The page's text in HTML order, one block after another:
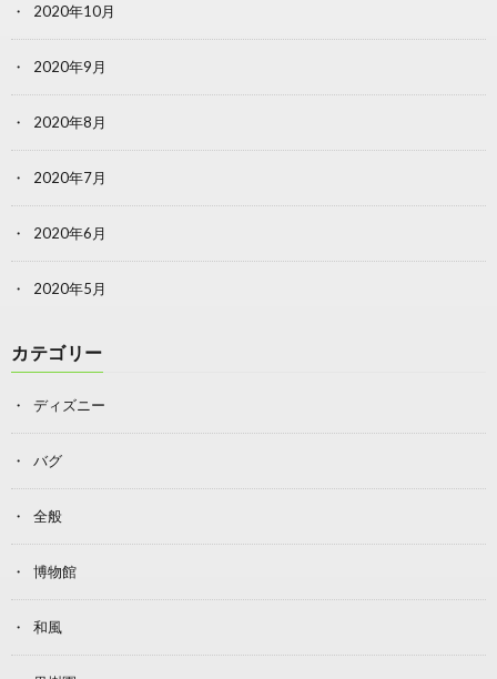
2020年10月
2020年9月
2020年8月
2020年7月
2020年6月
2020年5月
カテゴリー
ディズニー
バグ
全般
博物館
和風